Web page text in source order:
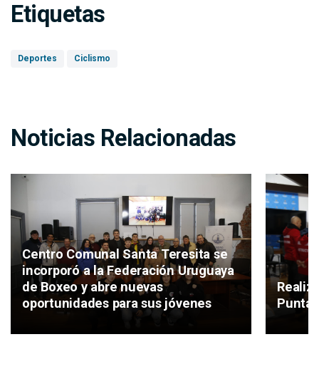
Etiquetas
Deportes Ciclismo
Noticias Relacionadas
Centro Comunal Santa Teresita se
incorporó a la Federación Uruguaya
de Boxeo y abre nuevas
oportunidades para sus jóvenes
Punta